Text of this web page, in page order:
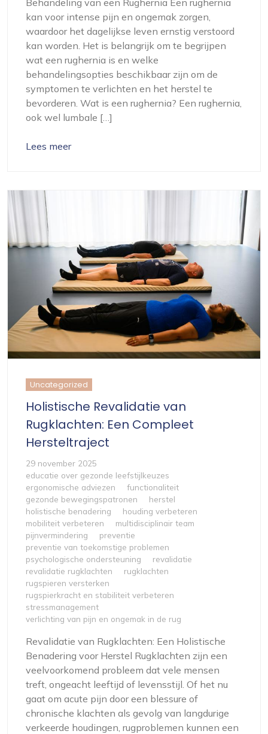
kan voor intense pijn en ongemak zorgen,
waardoor het dagelijkse leven ernstig verstoord
kan worden. Het is belangrijk om te begrijpen
wat een rughernia is en welke
behandelingsopties beschikbaar zijn om de
symptomen te verlichten en het herstel te
bevorderen. Wat is een rughernia? Een rughernia,
ook wel lumbale […]
Lees meer
Uncategorized
Holistische Revalidatie van
Rugklachten: Een Compleet
Hersteltraject
29 november 2025
educatie over gezonde leefstijlkeuzes
ergonomische adviezen
functionaliteit
gezonde bewegingspatronen
herstel
holistische benadering
houding verbeteren
mobiliteit verbeteren
multidisciplinair team
pijnvermindering
preventie
preventie van toekomstige problemen
psychologische ondersteuning
revalidatie
revalidatie rugklachten
rugklachten
rugspieren versterken
rugspierkracht en stabiliteit verbeteren
stressmanagement
verlichting van pijn en ongemak in de rug
Revalidatie van Rugklachten: Een Holistische
Benadering voor Herstel Rugklachten zijn een
veelvoorkomend probleem dat vele mensen
treft, ongeacht leeftijd of levensstijl. Of het nu
gaat om acute pijn door een blessure of
chronische klachten als gevolg van langdurige
verkeerde houdingen, rugproblemen kunnen een